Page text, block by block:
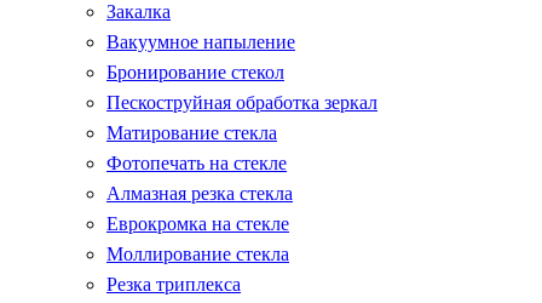
Закалка
Вакуумное напыление
Бронирование стекол
Пескоструйная обработка зеркал
Матирование стекла
Фотопечать на стекле
Алмазная резка стекла
Еврокромка на стекле
Моллирование стекла
Резка триплекса